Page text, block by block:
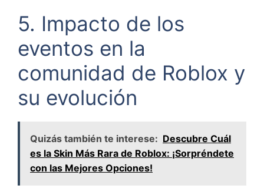
5. Impacto de los
eventos en la
comunidad de Roblox y
su evolución
Quizás también te interese: Descubre Cuál
es la Skin Más Rara de Roblox: ¡Sorpréndete
con las Mejores Opciones!